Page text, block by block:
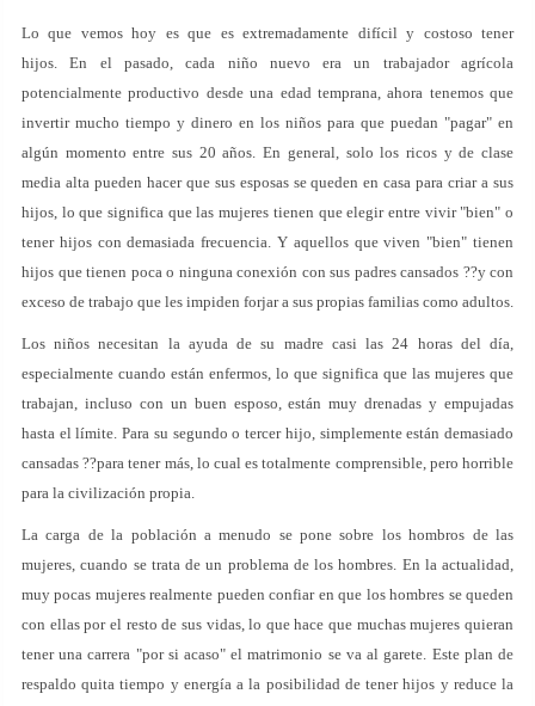
Lo que vemos hoy es que es extremadamente difícil y costoso tener
hijos. En el pasado, cada niño nuevo era un trabajador agrícola
potencialmente productivo desde una edad temprana, ahora tenemos que
invertir mucho tiempo y dinero en los niños para que puedan "pagar" en
algún momento entre sus 20 años. En general, solo los ricos y de clase
media alta pueden hacer que sus esposas se queden en casa para criar a sus
hijos, lo que significa que las mujeres tienen que elegir entre vivir "bien" o
tener hijos con demasiada frecuencia. Y aquellos que viven "bien" tienen
hijos que tienen poca o ninguna conexión con sus padres cansados ??y con
exceso de trabajo que les impiden forjar a sus propias familias como adultos.
Los niños necesitan la ayuda de su madre casi las 24 horas del día,
especialmente cuando están enfermos, lo que significa que las mujeres que
trabajan, incluso con un buen esposo, están muy drenadas y empujadas
hasta el límite. Para su segundo o tercer hijo, simplemente están demasiado
cansadas ??para tener más, lo cual es totalmente comprensible, pero horrible
para la civilización propia.
La carga de la población a menudo se pone sobre los hombros de las
mujeres, cuando se trata de un problema de los hombres. En la actualidad,
muy pocas mujeres realmente pueden confiar en que los hombres se queden
con ellas por el resto de sus vidas, lo que hace que muchas mujeres quieran
tener una carrera "por si acaso" el matrimonio se va al garete. Este plan de
respaldo quita tiempo y energía a la posibilidad de tener hijos y reduce la